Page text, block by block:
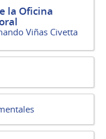
la Oficina
Viñas Civetta